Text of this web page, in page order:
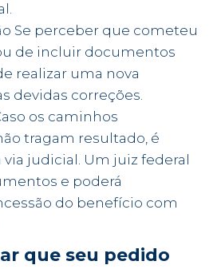
Se perceber que cometeu
de incluir documentos
realizar uma nova
devidas correções.
os caminhos
tragam resultado, é
judicial. Um juiz federal
e poderá
do benefício com
que seu pedido